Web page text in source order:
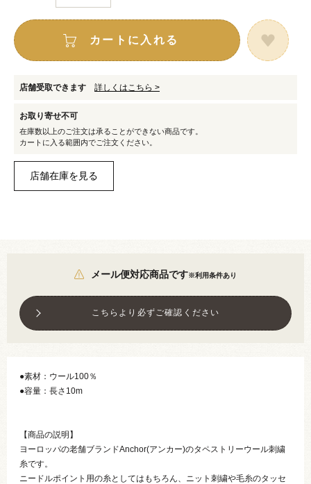
カートに入れる
店舗受取できます 詳しくはこちら >
お取り寄せ不可
在庫数以上のご注文は承ることができない商品です。
カートに入る範囲内でご注文ください。
メール便対応商品です※利用条件あり
こちらより必ずご確認ください
●素材：ウール100％
●容量：長さ10m
【商品の説明】
ヨーロッパの老舗ブランドAnchor(アンカー)のタペストリーウール刺繍
糸です。
ニードルポイント用の糸としてはもちろん、ニット刺繍や毛糸のタッセ